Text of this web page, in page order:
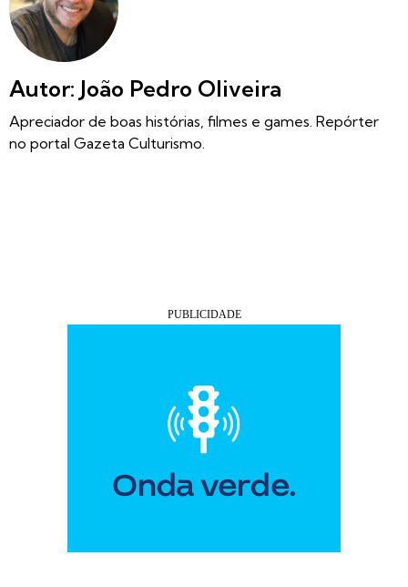
Autor: João Pedro Oliveira
Apreciador de boas histórias, filmes e games. Repórter
no portal Gazeta Culturismo.